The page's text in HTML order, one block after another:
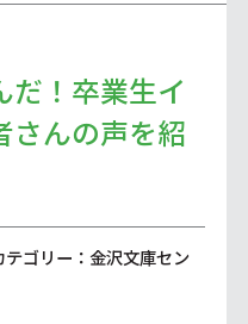
だ！卒業生イ
さんの声を紹
ゴリー：金沢文庫セン